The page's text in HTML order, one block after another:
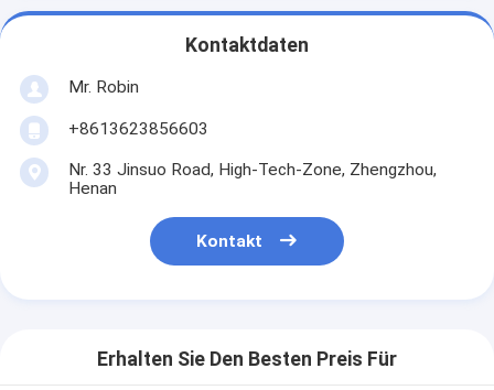
Kontaktdaten
Mr. Robin
+8613623856603
Nr. 33 Jinsuo Road, High-Tech-Zone, Zhengzhou,
Henan
Kontakt
Erhalten Sie Den Besten Preis Für